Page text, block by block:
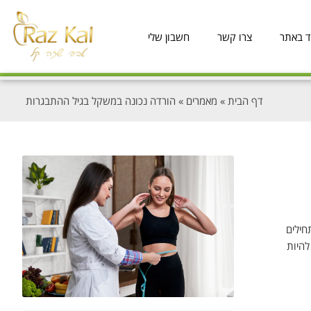
באתר צרו קשר חשבון שלי
דף הבית » מאמרים » הורדה נכונה במשקל בגיל ההתבגרות